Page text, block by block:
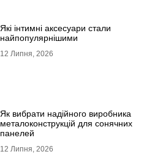
Які інтимні аксесуари стали
найпопулярнішими
12 Липня, 2026
Як вибрати надійного виробника
металоконструкцій для сонячних
панелей
12 Липня, 2026